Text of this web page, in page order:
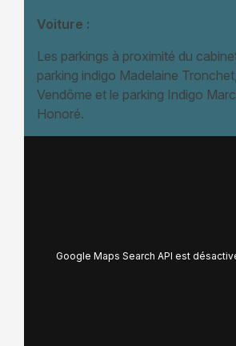
Voiture :
Les parkings à proximité du
parking indigo Madelaine
Vendôme et le parking Indigo
Honoré.
Google Maps Search API est